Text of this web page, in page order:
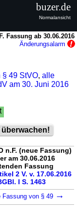
Fassung ab 30.06.2016
Änderungsalarm
§ 49 StVO,alle
am 30. Juni 2016
überwachen!
n.F. (neue Fassung)
am 30.06.2016
Fassung
2 V. v. 17.06.2016
I S. 1463
Fassung von § 49 →
buzer.de
Normalansicht